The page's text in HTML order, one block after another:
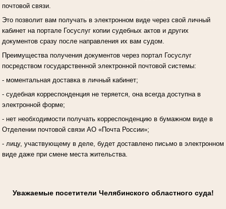
почтовой связи.
Это позволит вам получать в электронном виде через свой личный
кабинет на портале Госуслуг копии судебных актов и других
документов сразу после направления их вам судом.
Преимущества получения документов через портал Госуслуг
посредством государственной электронной почтовой системы:
- моментальная доставка в личный кабинет;
- судебная корреспонденция не теряется, она всегда доступна в
электронной форме;
- нет необходимости получать корреспонденцию в бумажном виде в
Отделении почтовой связи АО «Почта России»;
- лицу, участвующему в деле, будет доставлено письмо в электронном
виде даже при смене места жительства.
Уважаемые посетители Челябинского областного суда!